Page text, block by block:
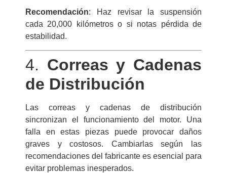
Recomendación: Haz revisar la suspensión
cada 20,000 kilómetros o si notas pérdida de
estabilidad.
4. Correas y Cadenas
de Distribución
Las correas y cadenas de distribución
sincronizan el funcionamiento del motor. Una
falla en estas piezas puede provocar daños
graves y costosos. Cambiarlas según las
recomendaciones del fabricante es esencial para
evitar problemas inesperados.